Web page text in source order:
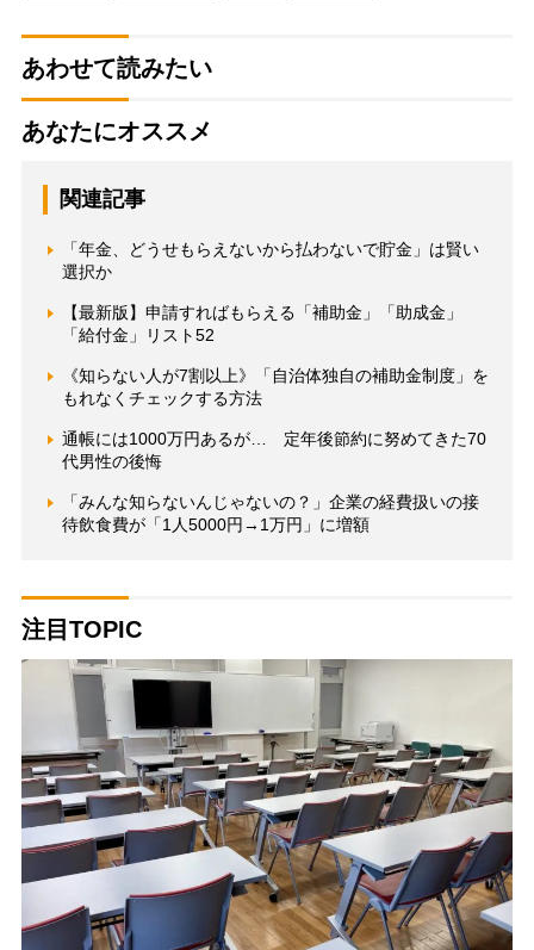
あわせて読みたい
あなたにオススメ
関連記事
「年金、どうせもらえないから払わないで貯金」は賢い
選択か
【最新版】申請すればもらえる「補助金」「助成金」
「給付金」リスト52
《知らない人が7割以上》「自治体独自の補助金制度」を
もれなくチェックする方法
通帳には1000万円あるが… 定年後節約に努めてきた70
代男性の後悔
「みんな知らないんじゃないの？」企業の経費扱いの接
待飲食費が「1人5000円→1万円」に増額
注目TOPIC